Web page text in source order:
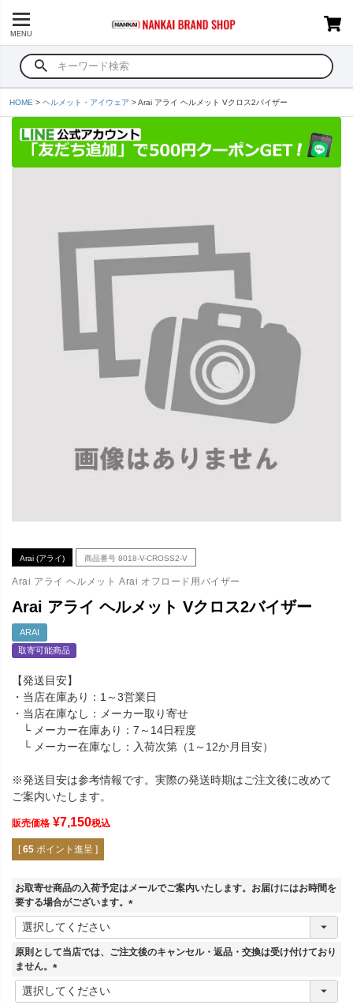
MENU
HOME ヘルメット・アイウェア Arai アライ ヘルメット Vクロス2バイザー
Arai (アライ) 商品番号 8018-V-CROSS2-V
Arai アライ ヘルメット Arai オフロード用バイザー
Arai アライ ヘルメット Vクロス2バイザー
ARAI
取寄可能商品
【発送目安】
・当店在庫あり：1～3営業日
・当店在庫なし：メーカー取り寄せ
└ メーカー在庫あり：7～14日程度
└ メーカー在庫なし：入荷次第（1～12か月目安）
※発送目安は参考情報です。実際の発送時期はご注文後に改めて
ご案内いたします。
販売価格 ¥7,150税込
[ 65 ポイント進呈 ]
お取寄せ商品の入荷予定はメールでご案内いたします。お届けにはお時間を
要する場合がございます。
(
須
原則として当店では、ご注文後のキャンセル・返品・交換は受け付けており
ません。
(
必